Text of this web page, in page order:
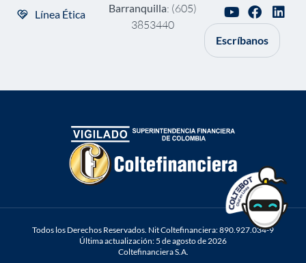
Línea Ética
Barranquilla: (605)
3853440
Escríbanos
Todos los Derechos Reservados. Nit Coltefinanciera: 890.927.034-9
Última actualización: 5 de agosto de 2026
Coltefinanciera S.A.